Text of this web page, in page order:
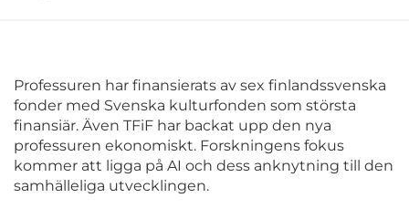
Professuren har finansierats av sex finlandssvenska
fonder med Svenska kulturfonden som största
finansiär. Även TFiF har backat upp den nya
professuren ekonomiskt. Forskningens fokus
kommer att ligga på AI och dess anknytning till den
samhälleliga utvecklingen.